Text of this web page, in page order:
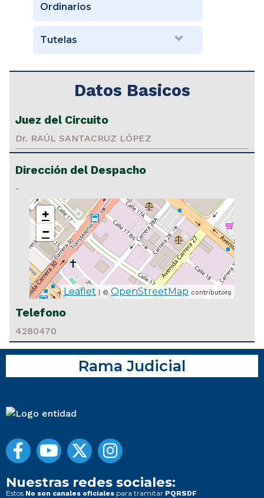
Ordinarios
Tutelas
Datos Basicos
Juez del Circuito
Dr. RAÚL SANTACRUZ LÓPEZ
Dirección del Despacho
-
+
−
Leaflet | ©OpenStreetMap contributors
Telefono
4280470
Rama Judicial
Nuestras redes sociales:
Estos No son canales oficiales para tramitar PQRSDF